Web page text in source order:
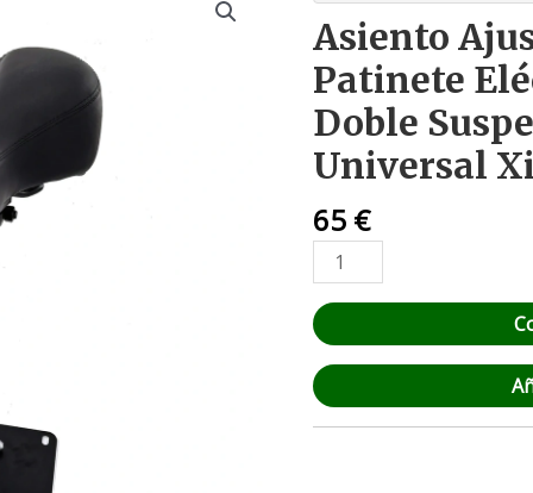
Asiento
Patinete
Doble
Universal
65 €
Ajustable
para
Patinete
Eléctrico
43-
60
Doble
Suspensión,
Aluminio,
Universal
Xiaomi
Ninebot
cantidad